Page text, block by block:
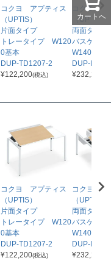
コクヨ アプティス
（UPTIS）
片面タイプ
トレータイプ W120
0基本
DUP-TD1207-2
¥122,200(税込)
コクヨ ア
（UPTIS
両面タイ
バスケッ
W1400基
DUP-
¥232,200
コクヨ アプティス
（UPTIS）
片面タイプ
トレータイプ W120
0基本
DUP-TD1207-2
¥122,200(税込)
コクヨ ア
（UPTIS
両面タイ
バスケッ
W1400基
DUP-
¥232,200
カートへ